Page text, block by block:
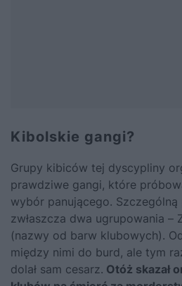
Kibolskie gangi?
Grupy kibiców tej dyscypliny
prawdziwe gangi, które
wybór panującego. Szczególną
zwłaszcza dwa ugrupowania –
(nazwy od barw klubowych).
między nimi do burd, ale tym
dolał sam cesarz. Otóż skazał